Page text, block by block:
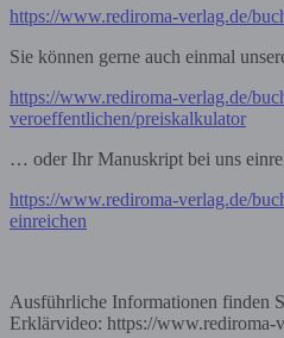
https://www.rediroma-verlag.de/
Sie können gerne auch einmal
https://www.rediroma-verlag.de/
veroeffentlichen/preiskalkulator
… oder Ihr Manuskript bei uns
https://www.rediroma-verlag.de/
einreichen
Ausführliche Informationen finden
Erklärvideo: https://www.rediroma-